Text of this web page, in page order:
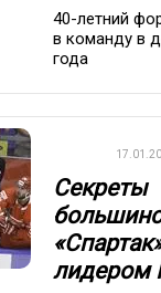
40-летний
в команду в
года
Секреты
лидером